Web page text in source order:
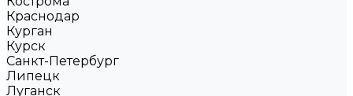
Краснодар
Курган
Курск
Санкт-Петербург
Липецк
Луганск